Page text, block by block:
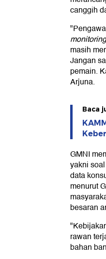
canggih
monitoring
masih
Jangan
pemain.
Arjuna.
Baca
GMNI
yakni
data
menurut
besaran
rawan
bahan